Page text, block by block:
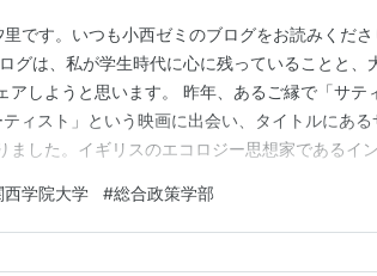
です。いつも小西ゼミのブログをお読みくだ
グは、私が学生時代に心に残っていることと、
アしようと思います。 昨年、あるご縁で「サテ
ィスト」という映画に出会い、タイトルにある
ました。イギリスのエコロジー思想家であるイ
無銭徒歩で13,000キロ成し遂げたり、「リサー
編集長を40年以上も務…
西学院大学 #総合政策学部